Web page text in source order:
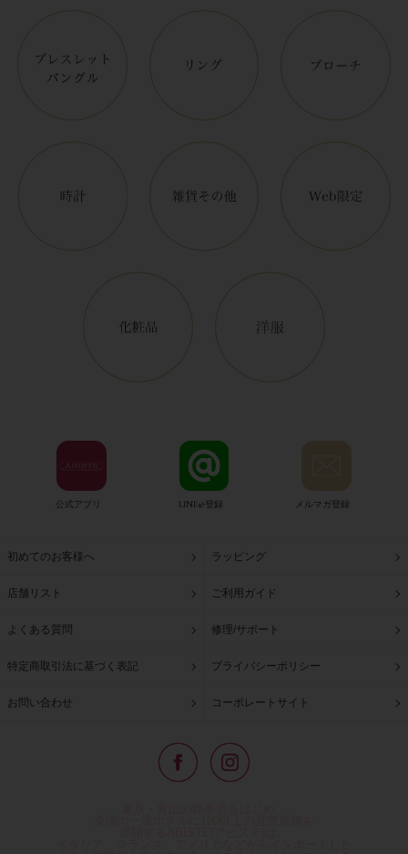
公式アプリ LINE@登録 メルマガ登録
初めてのお客様へ ラッピング
店舗リスト ご利用ガイド
よくある質問 修理/サポート
特定商取引法に基づく表記 プライバシーポリシー
お問い合わせ コーポレートサイト